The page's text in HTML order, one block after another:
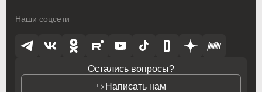
Наши соцсети
Остались вопросы?
Написать нам
Toyota
Vauxhall
Volkswagen
Toyota
Vauxhall
Volkswagen